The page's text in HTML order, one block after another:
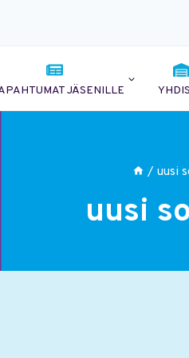
JÄSENILLE
/ uusi
uusi